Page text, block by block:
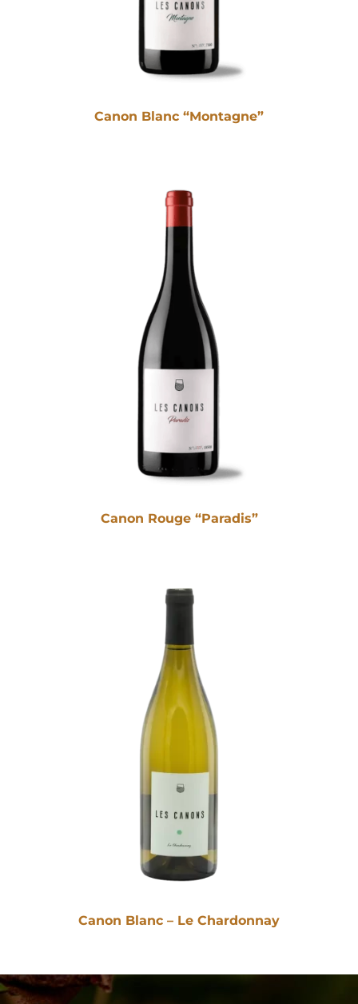
Canon Blanc “Montagne”
Canon Rouge “Paradis”
Canon Blanc – Le Chardonnay